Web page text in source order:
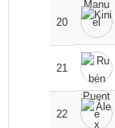
20
21
22